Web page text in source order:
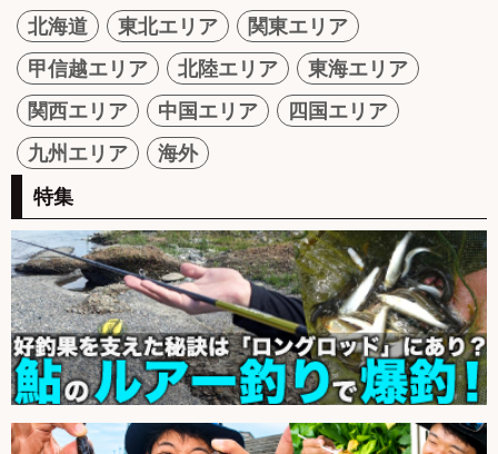
北海道 東北エリア
関東エリア
甲信越エリア
北陸エリア
東海エリア
関西エリア
中国エリア
四国エリア
九州エリア
海外
特集